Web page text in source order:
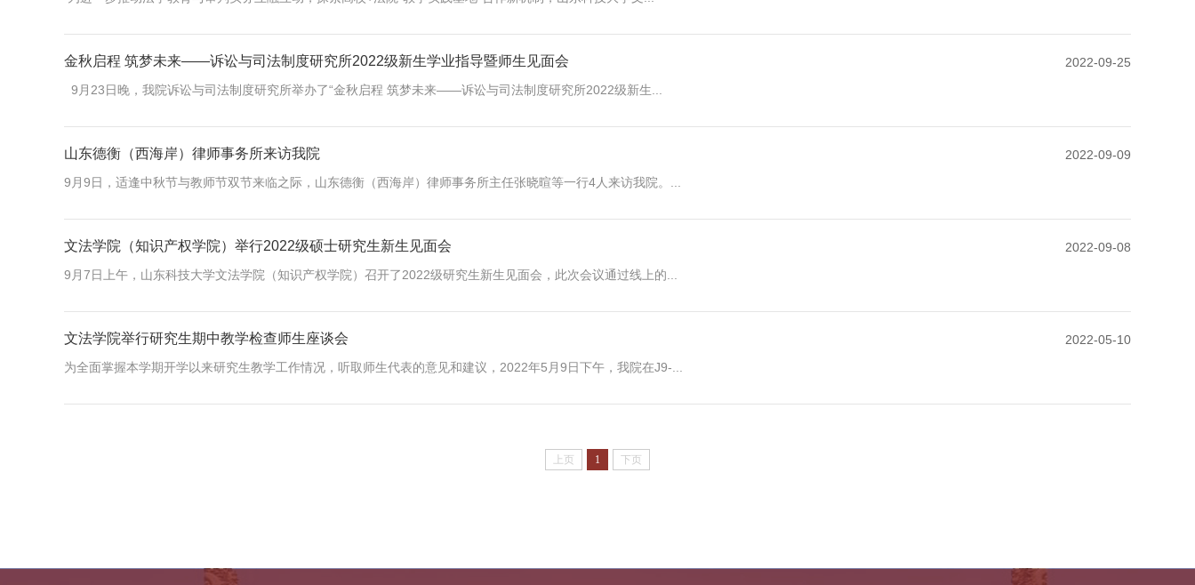
金秋启程 筑梦未来——诉讼与司法制度研究所2022级新生学业指导暨师生见面会
2022-09-25
9月23日晚，我院诉讼与司法制度研究所举办了“金秋启程 筑梦未来——诉讼与司法制度研究所2022级新生...
山东德衡（西海岸）律师事务所来访我院
2022-09-09
9月9日，适逢中秋节与教师节双节来临之际，山东德衡（西海岸）律师事务所主任张晓暄等一行4人来访我院。...
文法学院（知识产权学院）举行2022级硕士研究生新生见面会
2022-09-08
9月7日上午，山东科技大学文法学院（知识产权学院）召开了2022级研究生新生见面会，此次会议通过线上的...
文法学院举行研究生期中教学检查师生座谈会
2022-05-10
为全面掌握本学期开学以来研究生教学工作情况，听取师生代表的意见和建议，2022年5月9日下午，我院在J9-...
上页 1 下页